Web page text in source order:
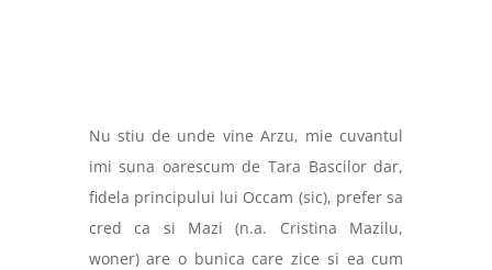
Nu stiu de unde vine Arzu, mie cuvantul
imi suna oarescum de Tara Bascilor dar,
fidela principului lui Occam (sic), prefer sa
cred ca si Mazi (n.a. Cristina Mazilu,
woner) are o bunica care zice si ea cum